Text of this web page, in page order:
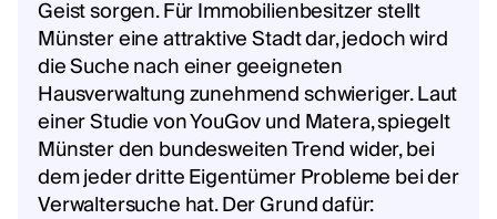
Geist sorgen.‍ Für Immobilienbesitzer stellt
Münster eine attraktive Stadt dar, jedoch wird
die Suche nach einer geeigneten
Hausverwaltung zunehmend schwieriger. Laut
einer Studie von YouGov und Matera, spiegelt
Münster den bundesweiten Trend wider, bei
dem jeder dritte Eigentümer Probleme bei der
Verwaltersuche hat. Der Grund dafür: